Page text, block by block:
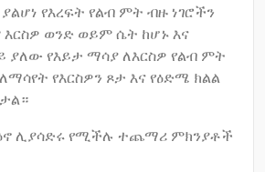
የእረፍት የልብ ምት ብዙ ነገሮችን
ወንድ ወይም ሴት ከሆኑ እና
ያለው የእይታ ማሳያ ለእርስዎ የልብ ምት
የእርስዎን ጾታ እና የዕድሜ ክልል
ሊያሳድሩ የሚችሉ ተጨማሪ ምክንያቶች